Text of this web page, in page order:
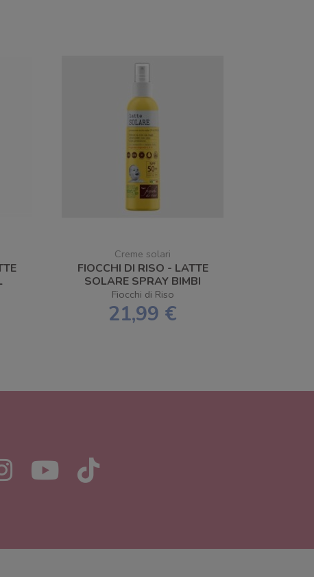
Creme solari
FIOCCHI DI RISO - LATTE
SOLARE SPRAY BIMBI
SPF50+ 140 ML
Fiocchi di Riso
21,99 €